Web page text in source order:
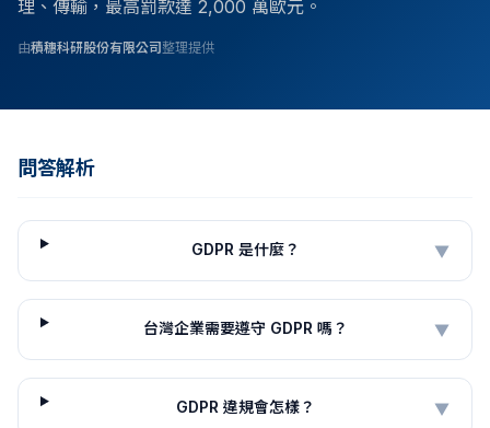
理、傳輸，最高罰款達 2,000 萬歐元。
由積穗科研股份有限公司整理提供
問答解析
GDPR 是什麼？ ▼
台灣企業需要遵守 GDPR 嗎？ ▼
GDPR 違規會怎樣？ ▼